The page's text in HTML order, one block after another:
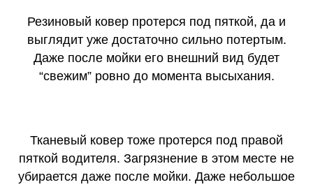
Резиновый ковер протерся под пяткой, да и
выглядит уже достаточно сильно потертым.
Даже после мойки его внешний вид будет
“свежим” ровно до момента высыхания.
Тканевый ковер тоже протерся под правой
пяткой водителя. Загрязнение в этом месте не
убирается даже после мойки. Даже небольшое